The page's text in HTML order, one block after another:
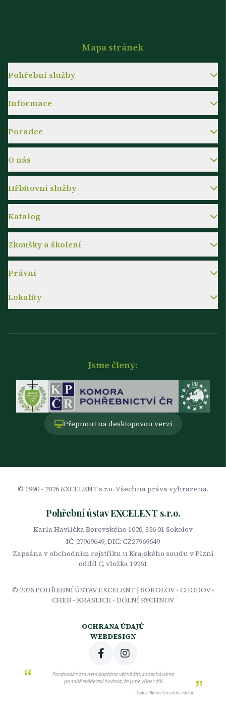
Mapa stránek
Pohřební služby
Informace
Poradce
O nás
Hřbitovní služby
Katalog
Zkoušky a školení
Právní
Lokality
Jsme členy:
Přepnout na desktopovou verzi
© 1990 - 2026EXCELENT s.r.o. Všechna práva vyhrazena.
Pohřební ústav EXCELENT s.r.o.
Karla Havlíčka Borovského 1020, 356 01 Sokolov
IČ: 27969649, DIČ: CZ27969649
Zapsána v obchodním rejstříku u Krajského soudu v Plzni
oddíl C, vložka 19261
© 2026POHŘEBNÍ ÚSTAV EXCELENT | SOKOLOV - CHODOV -
CHEB - KRASLICE - DOLNÍ RYCHNOV
OCHRANA ÚDAJŮ
WEBDESIGN